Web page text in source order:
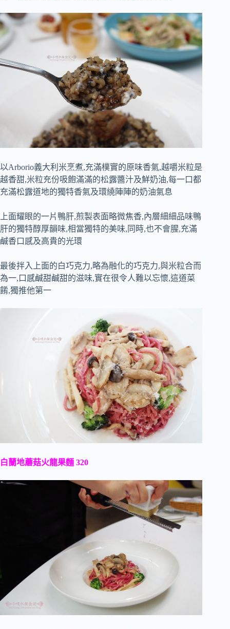
以Arborio義大利米烹煮,充滿樸實的原味香氣,越嚼米粒是
越香甜,米粒充份吸飽滿滿的松露醬汁及鮮奶油,每一口都
充滿松露道地的獨特香氣及環繞陣陣的奶油氣息
上面耀眼的一片鴨肝,煎製表面略微焦香,內層細細品味鴨
肝的獨特醇厚韻味,相當獨特的美味,同時,也不會腥,充滿
鹹香口感及高貴的光環
最後拌入上面的白巧克力,略為融化的巧克力,與米粒合而
為一,口感鹹甜鹹甜的滋味,實在很令人難以忘懷,這道菜
餚,獨推他第一
白蘭地蘑菇火龍果麵 320